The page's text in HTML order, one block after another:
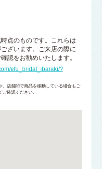
点のものです。これらは
ざいます。ご来店の際に
認をお勧めいたします。
efu_bridal_ibaraki/?
店舗間で商品を移動している場合もご
確認ください。